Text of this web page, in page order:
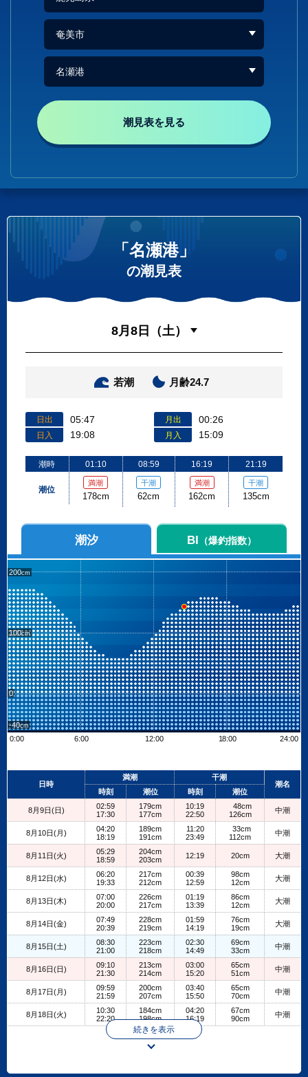
潮見表を見る
「名瀬港」
の潮見表
若潮 月齢24.7
日出 05:47
日入 19:08
月出 00:26
月入 15:09
潮時
潮位
01:10
満潮
178cm
08:59
干潮
62cm
16:19
満潮
162cm
21:19
干潮
135cm
潮汐 BI （爆釣指数）
200
100
0
-40
0:00
6:00 12:00 18:00 24:00
+
日時
満潮
干潮
潮名
時刻
潮位 時刻 潮位
8月9日(日)
02:59
17:30
179cm
177cm
10:19
22:50
48cm
126cm
中潮
8月10日(月)
04:20
18:19
189cm
191cm
11:20
23:49
33cm
112cm
中潮
8月11日(火)
05:29
18:59
204cm
203cm
12:19 20cm 大潮
8月12日(水)
06:20
19:33
217cm
212cm
00:39
12:59
98cm
12cm
大潮
8月13日(木)
07:00
20:00
226cm
217cm
01:19
13:39
86cm
12cm
大潮
8月14日(金)
07:49
20:39
228cm
219cm
01:59
14:19
76cm
19cm
大潮
8月15日(土)
08:30
21:00
223cm
218cm
02:30
14:49
69cm
33cm
中潮
8月16日(日)
09:10
21:30
213cm
214cm
03:00
15:20
65cm
51cm
中潮
8月17日(月)
09:59
21:59
200cm
207cm
03:40
15:50
65cm
70cm
中潮
8月18日(火)
10:30
22:20
184cm
198cm
04:20
16:19
67cm
90cm
中潮
続きを表示